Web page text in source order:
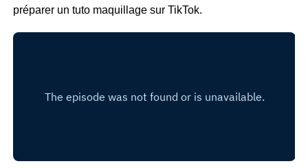
préparer un tuto maquillage sur TikTok.